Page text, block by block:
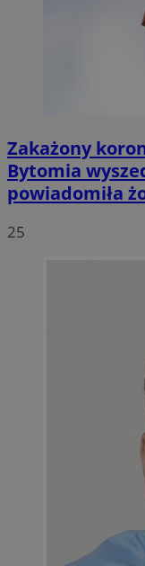
Zakażony
Bytomia
powiadomiła
25